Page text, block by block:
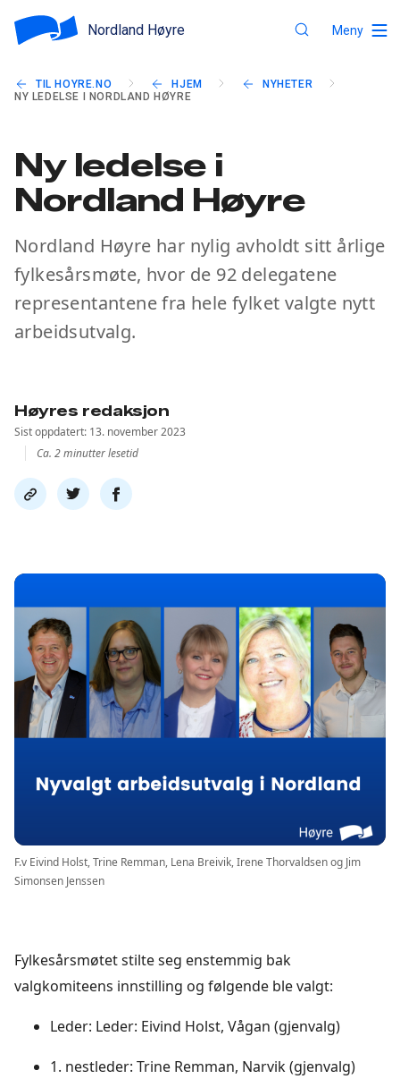
Nordland Høyre Meny
TIL HOYRE.NO HJEM
NYHETER
NY LEDELSE I NORDLAND HØYRE
Ny ledelse i
Nordland Høyre
Nordland Høyre har nylig avholdt sitt årlige
fylkesårsmøte, hvor de 92 delegatene
representantene fra hele fylket valgte nytt
arbeidsutvalg.
Høyres redaksjon
Sist oppdatert: 13. november 2023
Ca. 2 minutter lesetid
Del
link
Del
på
Del
på
F.v Eivind Holst, Trine Remman, Lena Breivik, Irene Thorvaldsen og Jim
Simonsen Jenssen
Fylkesårsmøtet stilte seg enstemmig bak
valgkomiteens innstilling og følgende ble valgt:
Leder: Leder: Eivind Holst, Vågan (gjenvalg)
1. nestleder: Trine Remman, Narvik (gjenvalg)